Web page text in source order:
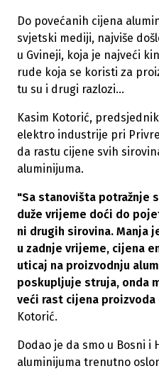
Do povećanih cijena
svjetski mediji, najviše
u Gvineji, koja je najveći
rude koja se koristi za
tu su i drugi razlozi...
Kasim Kotorić,
elektro industrije pri
da rastu cijene svih
aluminijuma.
"Sa stanovišta potražnje
duže vrijeme doći do
ni drugih sirovina. Manja
u zadnje vrijeme, cijena
uticaj na proizvodnju
poskupljuje struja, onda
veći rast cijena proizvoda
Kotorić.
Dodao je da smo u Bosni i
aluminijuma trenutno